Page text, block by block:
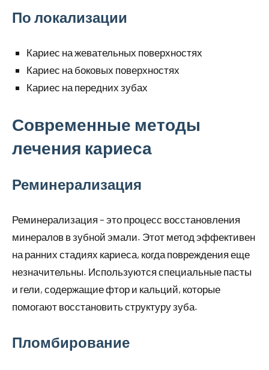
По локализации
Кариес на жевательных поверхностях
Кариес на боковых поверхностях
Кариес на передних зубах
Современные методы
лечения кариеса
Реминерализация
Реминерализация – это процесс восстановления
минералов в зубной эмали. Этот метод эффективен
на ранних стадиях кариеса, когда повреждения еще
незначительны. Используются специальные пасты
и гели, содержащие фтор и кальций, которые
помогают восстановить структуру зуба.
Пломбирование